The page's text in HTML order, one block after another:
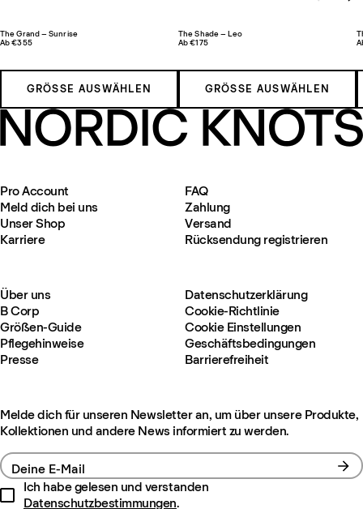
The Grand – Sunrise
Ab €355
GRÖSSE AUSWÄHLEN
The Shade – Leo
Ab €175
GRÖSSE AUSWÄHLEN
Pro Account
Meld dich bei uns
Unser Shop
Karriere
FAQ
Zahlung
Versand
Rücksendung registrieren
Über uns
B Corp
Größen-Guide
Pflegehinweise
Presse
Datenschutzerklärung
Cookie-Richtlinie
Cookie Einstellungen
Geschäftsbedingungen
Barrierefreiheit
Melde dich für unseren Newsletter an, um über unsere Produkte,
Kollektionen und andere News informiert zu werden.
Deine E-Mail
Ich habe gelesen und verstanden
Datenschutzbestimmungen.